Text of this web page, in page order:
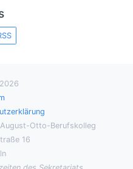
Otto-Berufskolleg
16